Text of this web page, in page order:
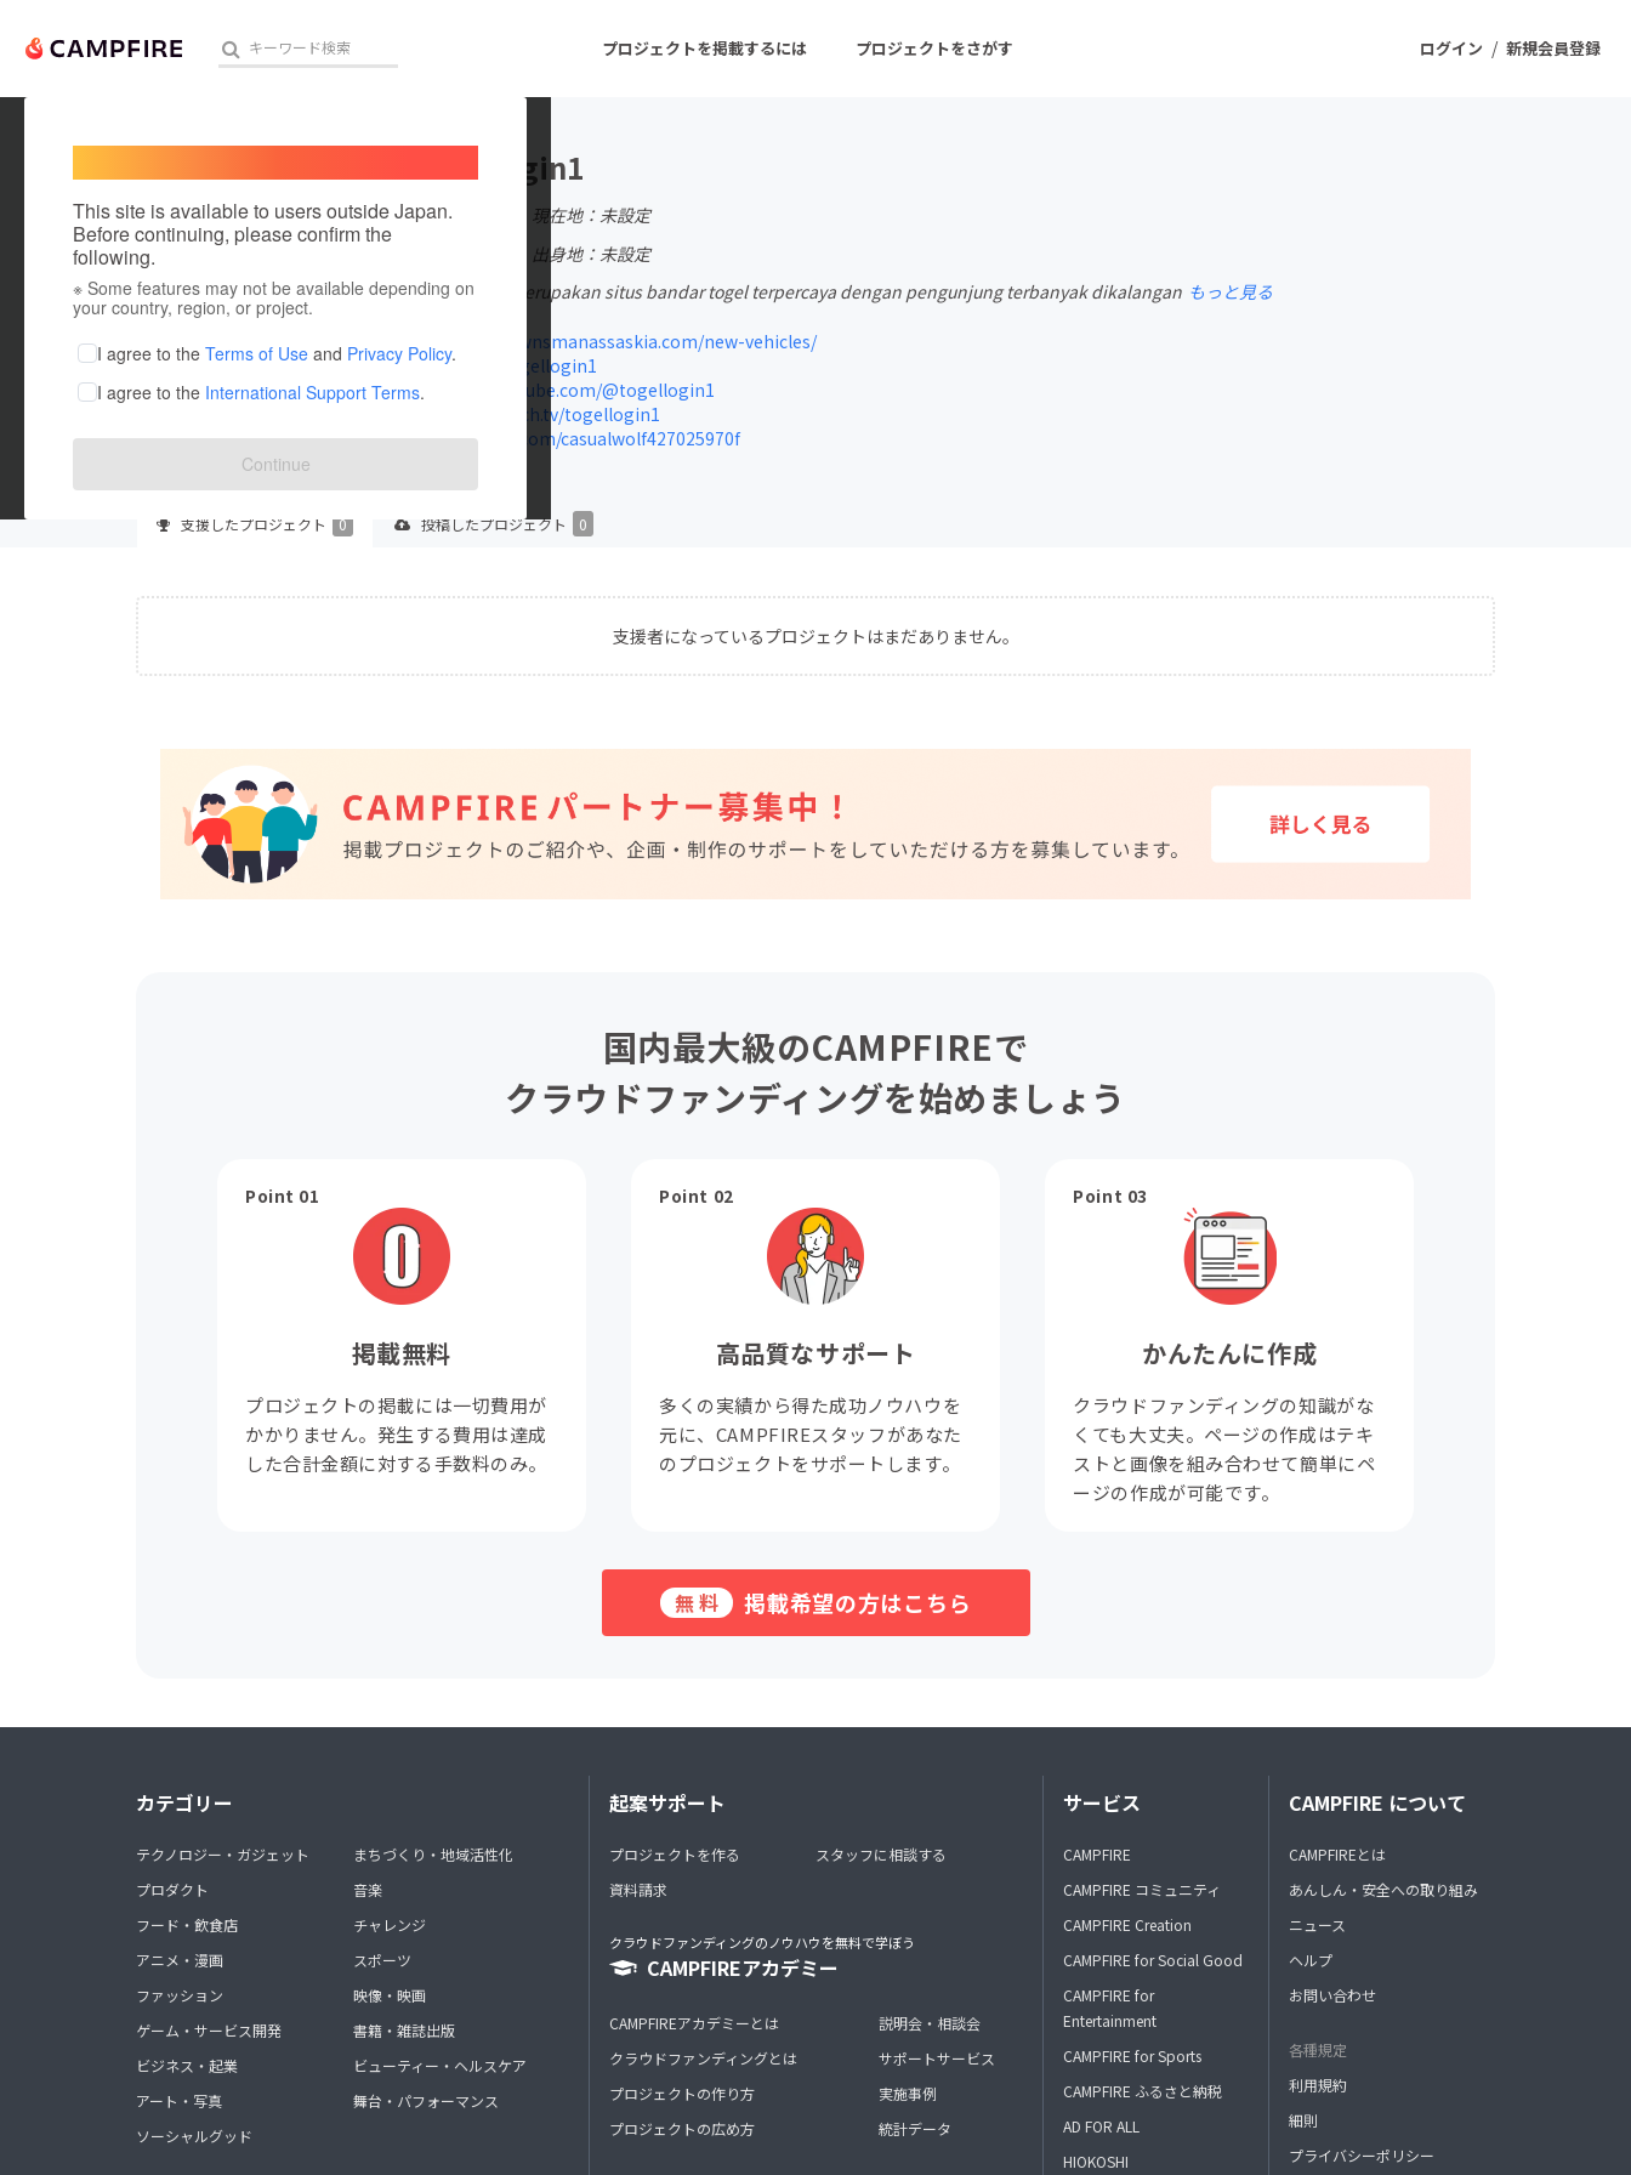
ログイン / 新規会員登録
プロジェクトを掲載するには プロジェクトをさがす
人気のプロジェクト 注目のリターン 注目の新着プロジェクト
アート・写真 音楽 舞台・パフォーマンス
プロダクト
テクノロジー・ガジェット
ゲーム・サービス開発
映像・映画
書籍・雑誌出版
ビジネス・起業
チャレンジ
まちづくり・地域活性化
This site is available to users outside Japan.
Before continuing, please confirm the
following.
※ Some features may not be available depending on
your country, region, or project.
I agree to the Terms of Use and Privacy Policy.
I agree to the International Support Terms.
Continue
togellogin1
在住国：日本
現在地：未設定
出身地：未設定
Alexistogel merupakan situs bandar togel terpercaya dengan pengunjung terbanyak dikalangan もっと見る
www.brownsmanassaskia.com/new-vehicles/
x.com/togellogin1
www.youtube.com/@togellogin1
www.twitch.tv/togellogin1
gravatar.com/casualwolf427025970f
支援したプロジェクト 0 投稿したプロジェクト 0
支援者になっているプロジェクトはまだありません。
国内最大級のCAMPFIREで
クラウドファンディングを始めましょう
Point 01
掲載無料
プロジェクトの掲載には一切費用が
かかりません。発生する費用は達成
した合計金額に対する手数料のみ。
Point 02
高品質なサポート
多くの実績から得た成功ノウハウを
元に、CAMPFIREスタッフがあなた
のプロジェクトをサポートします。
Point 03
かんたんに作成
クラウドファンディングの知識がな
くても大丈夫。ページの作成はテキ
ストと画像を組み合わせて簡単にペ
ージの作成が可能です。
無料 掲載希望の方はこちら
カテゴリー
テクノロジー・ガジェット
プロダクト
フード・飲食店
アニメ・漫画
ファッション
ゲーム・サービス開発
ビジネス・起業
アート・写真
ソーシャルグッド
まちづくり・地域活性化
音楽
チャレンジ
スポーツ
映像・映画
書籍・雑誌出版
ビューティー・ヘルスケア
舞台・パフォーマンス
起案サポート
プロジェクトを作る
資料請求
スタッフに相談する
クラウドファンディングのノウハウを無料で学ぼう
CAMPFIREアカデミー
CAMPFIREアカデミーとは
クラウドファンディングとは
プロジェクトの作り方
プロジェクトの広め方
説明会・相談会
サポートサービス
実施事例
統計データ
サービス
CAMPFIRE
CAMPFIRE コミュニティ
CAMPFIRE Creation
CAMPFIRE for Social Good
CAMPFIRE for
Entertainment
CAMPFIRE for Sports
CAMPFIRE ふるさと納税
AD FOR ALL
HIOKOSHI
CAMPFIRE について
CAMPFIREとは
あんしん・安全への取り組み
ニュース
ヘルプ
お問い合わせ
各種規定
利用規約
細則
プライバシーポリシー